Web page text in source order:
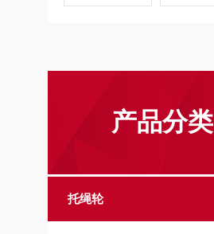
产品分类
托绳轮